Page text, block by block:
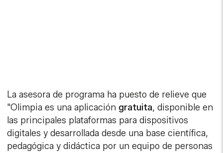
La asesora de programa ha puesto de relieve que
"Olimpia es una aplicación gratuita, disponible en
las principales plataformas para dispositivos
digitales y desarrollada desde una base científica,
pedagógica y didáctica por un equipo de personas